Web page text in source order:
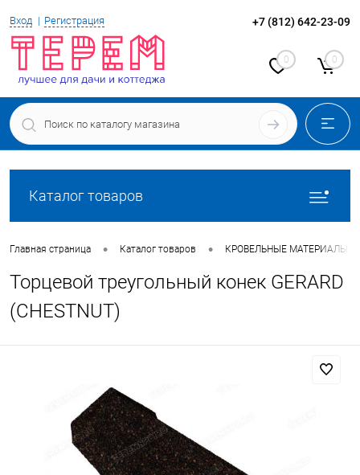
Вход Регистрация +7 (812) 642-23-09
0 0
Каталог товаров
Главная страница • Каталог товаров • КРОВЕЛЬНЫЕ МАТЕРИАЛЫ
Торцевой треугольный конек GERARD
(CHESTNUT)